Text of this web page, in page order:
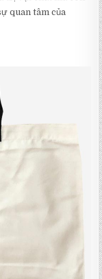
quan tâm của